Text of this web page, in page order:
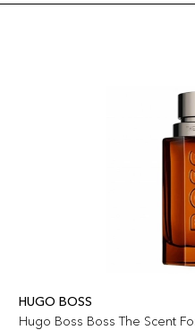
HUGO BOSS
Hugo Boss Boss The Scent